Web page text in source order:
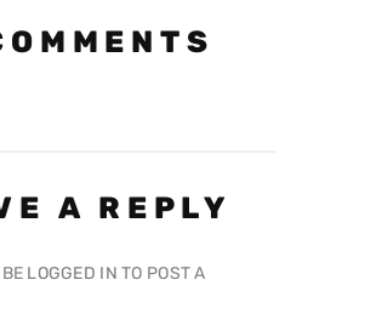
A REPLY
LOGGED IN TO POST A